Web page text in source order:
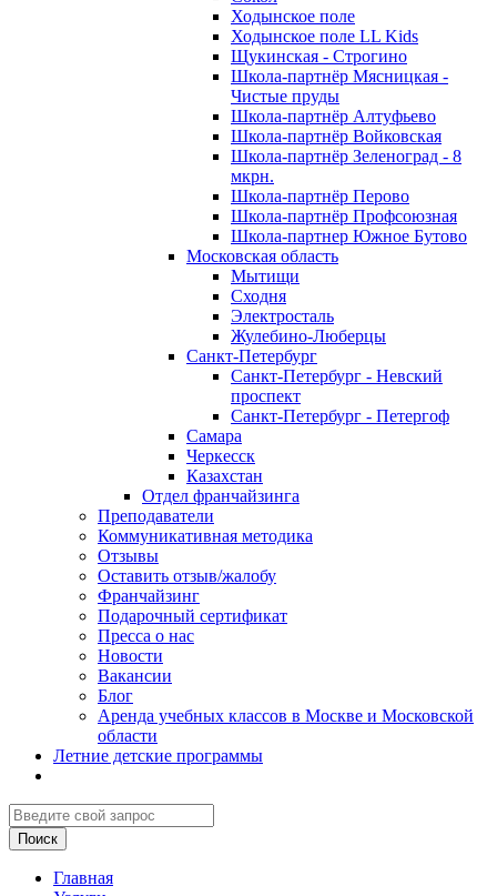
Ходынское поле
Ходынское поле LL Kids
Щукинская - Строгино
Школа-партнёр Мясницкая -
Чистые пруды
Школа-партнёр Алтуфьево
Школа-партнёр Войковская
Школа-партнёр Зеленоград - 8
мкрн.
Школа-партнёр Перово
Школа-партнёр Профсоюзная
Школа-партнер Южное Бутово
Московская область
Мытищи
Сходня
Электросталь
Жулебино-Люберцы
Санкт-Петербург
Санкт-Петербург - Невский
проспект
Санкт-Петербург - Петергоф
Самара
Черкесск
Казахстан
Отдел франчайзинга
Преподаватели
Коммуникативная методика
Отзывы
Оставить отзыв/жалобу
Франчайзинг
Подарочный сертификат
Пресса о нас
Новости
Вакансии
Блог
Аренда учебных классов в Москве и Московской
области
Летние детские программы
Главная